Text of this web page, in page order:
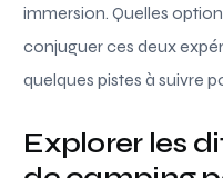
immersion. Quelles
conjuguer ces deux
quelques pistes à suivre
Explorer les